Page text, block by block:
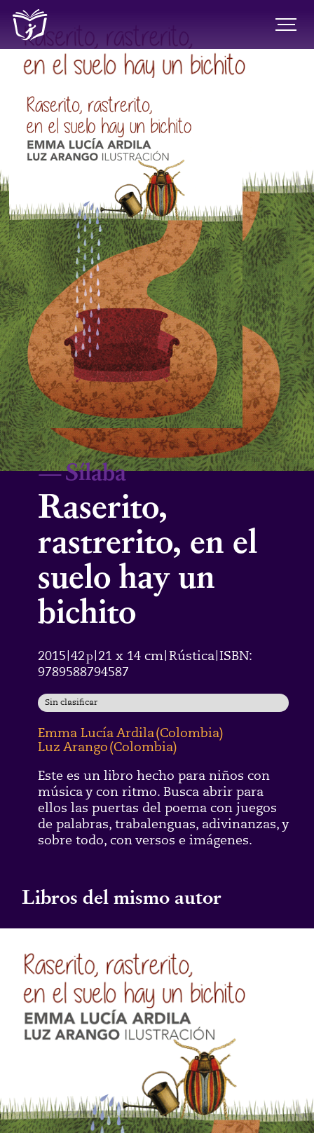
—Sílaba
Raserito,
rastrerito, en el
suelo hay un
bichito
2015 42p 21 x 14 cm Rústica ISBN:
9789588794587
Sin clasificar
Emma Lucía Ardila(Colombia)
Luz Arango(Colombia)
Este es un libro hecho para niños con
música y con ritmo. Busca abrir para
ellos las puertas del poema con juegos
de palabras, trabalenguas, adivinanzas, y
sobre todo, con versos e imágenes.
Libros del mismo autor